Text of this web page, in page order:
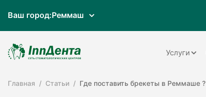
Ваш город:Реммаш
Услуги
Терапия
Главная Статьи Где поставить брекеты в Реммаше ?